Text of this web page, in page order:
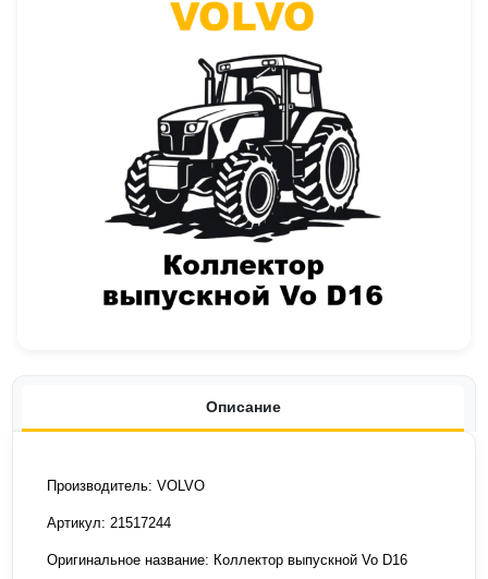
Описание
Производитель: VOLVO
Артикул: 21517244
Оригинальное название: Коллектор выпускной Vo D16